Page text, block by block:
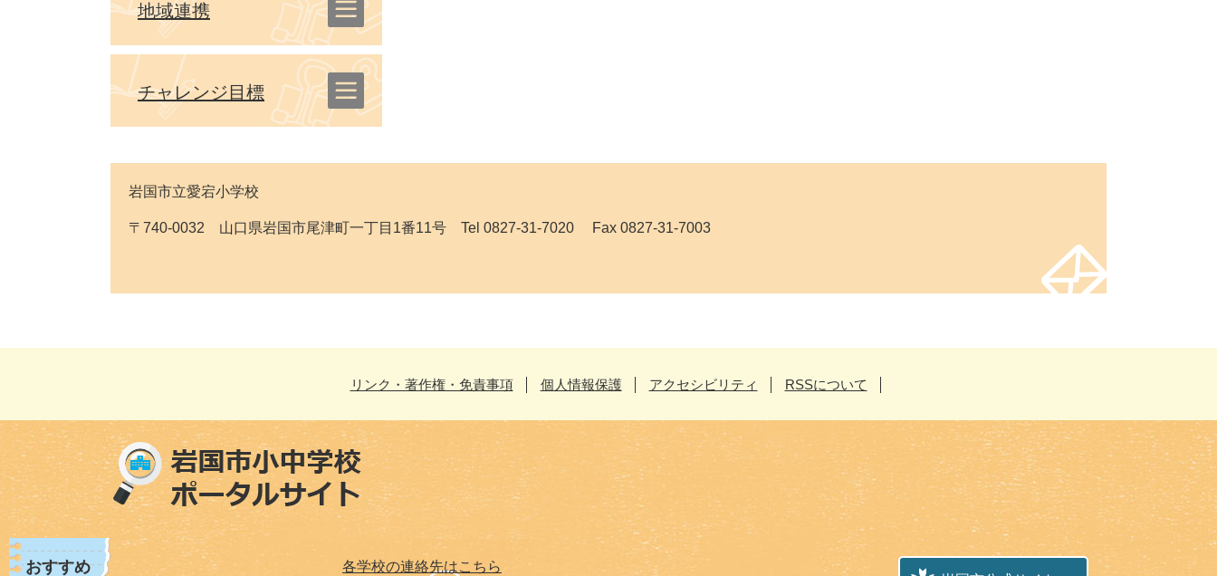
地域連携
チャレンジ目標
岩国市立愛宕小学校
〒740-0032 山口県岩国市尾津町一丁目1番11号 Tel 0827-31-7020 Fax 0827-31-7003
リンク・著作権・免責事項 個人情報保護 アクセシビリティ RSSについて
各学校の連絡先はこちら
おすすめ